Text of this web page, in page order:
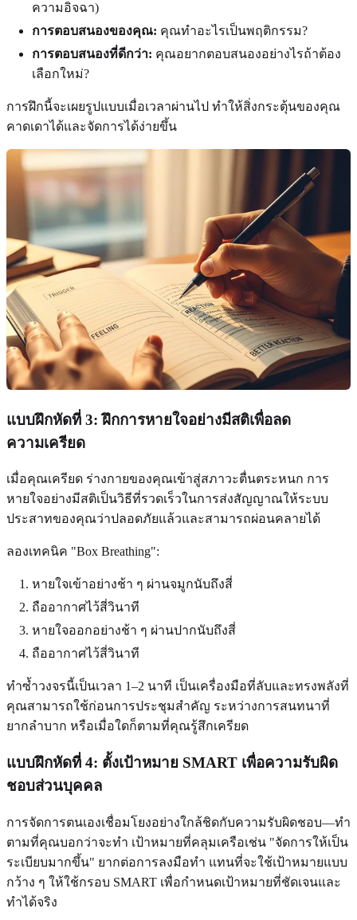
ความอิจฉา)
การตอบสนองของคุณ: คุณทำอะไรเป็นพฤติกรรม?
การตอบสนองที่ดีกว่า: คุณอยากตอบสนองอย่างไรถ้าต้อง
เลือกใหม่?
การฝึกนี้จะเผยรูปแบบเมื่อเวลาผ่านไป ทำให้สิ่งกระตุ้นของคุณ
คาดเดาได้และจัดการได้ง่ายขึ้น
แบบฝึกหัดที่ 3: ฝึกการหายใจอย่างมีสติเพื่อลด
ความเครียด
เมื่อคุณเครียด ร่างกายของคุณเข้าสู่สภาวะตื่นตระหนก การ
หายใจอย่างมีสติเป็นวิธีที่รวดเร็วในการส่งสัญญาณให้ระบบ
ประสาทของคุณว่าปลอดภัยแล้วและสามารถผ่อนคลายได้
ลองเทคนิค "Box Breathing":
หายใจเข้าอย่างช้า ๆ ผ่านจมูกนับถึงสี่
ถืออากาศไว้สี่วินาที
หายใจออกอย่างช้า ๆ ผ่านปากนับถึงสี่
ถืออากาศไว้สี่วินาที
ทำซ้ำวงจรนี้เป็นเวลา 1–2 นาที เป็นเครื่องมือที่ลับและทรงพลังที่
คุณสามารถใช้ก่อนการประชุมสำคัญ ระหว่างการสนทนาที่
ยากลำบาก หรือเมื่อใดก็ตามที่คุณรู้สึกเครียด
แบบฝึกหัดที่ 4: ตั้งเป้าหมาย SMART เพื่อความรับผิด
ชอบส่วนบุคคล
การจัดการตนเองเชื่อมโยงอย่างใกล้ชิดกับความรับผิดชอบ—ทำ
ตามที่คุณบอกว่าจะทำ เป้าหมายที่คลุมเครือเช่น "จัดการให้เป็น
ระเบียบมากขึ้น" ยากต่อการลงมือทำ แทนที่จะใช้เป้าหมายแบบ
กว้าง ๆ ให้ใช้กรอบ SMART เพื่อกำหนดเป้าหมายที่ชัดเจนและ
ทำได้จริง